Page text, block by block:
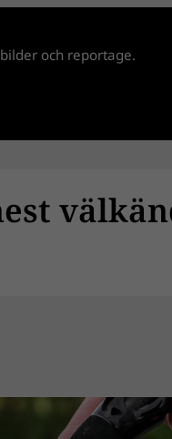
och reportage.